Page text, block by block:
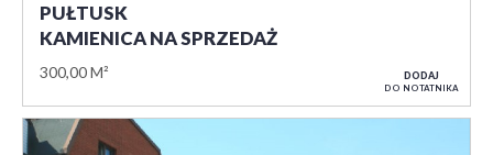
PUŁTUSK
KAMIENICA NA SPRZEDAŻ
300,00 M² DODAJ
DO NOTATNIKA